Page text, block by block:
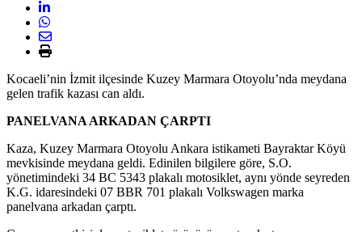
Kocaeli’nin İzmit ilçesinde Kuzey Marmara Otoyolu’nda meydana
gelen trafik kazası can aldı.
PANELVANA ARKADAN ÇARPTI
Kaza, Kuzey Marmara Otoyolu Ankara istikameti Bayraktar Köyü
mevkisinde meydana geldi. Edinilen bilgilere göre, S.O.
yönetimindeki 34 BC 5343 plakalı motosiklet, aynı yönde seyreden
K.G. idaresindeki 07 BBR 701 plakalı Volkswagen marka
panelvana arkadan çarptı.